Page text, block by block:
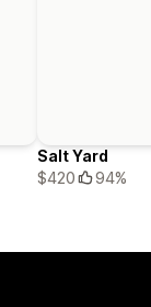
Salt Yard
$420
94%